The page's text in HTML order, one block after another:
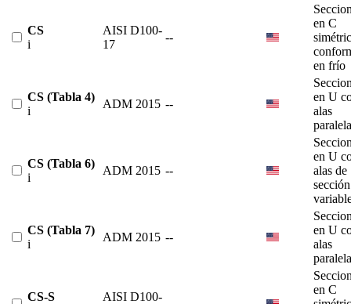
CS
i
AISI D100-
17
--
en C
en frío
CS (Tabla 4)
i
ADM 2015 --
en U
alas
CS (Tabla 6)
i
ADM 2015 --
en U
alas de
sección
CS (Tabla 7)
i
ADM 2015 --
en U
alas
CS-S
AISI D100-
en C